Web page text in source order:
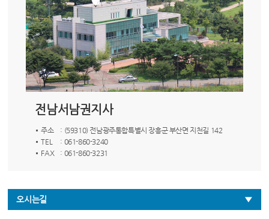
전남서남권지사
주소
: (59310) 전남광주통합특별시 장흥군 부산면 지천길 142
TEL
: 061-860-3240
FAX
: 061-860-3231
오시는길